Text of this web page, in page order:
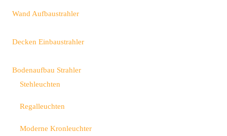
Wand Aufbaustrahler
Decken Einbaustrahler
Bodenaufbau Strahler
Stehleuchten
Regalleuchten
Moderne Kronleuchter